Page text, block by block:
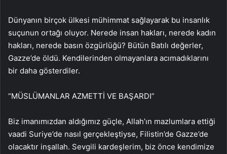
Dünyanın birçok ülkesi mühimmat sağlayarak bu insanlık
suçunun ortağı oluyor. Nerede insan hakları, nerede kadın
hakları, nerede basın özgürlüğü? Bütün Batılı değerler,
Gazze’de öldü. Kendilerinden olmayanlara acımadıklarını
bir daha gösterdiler.
“MÜSLÜMANLAR AZMETTİ VE BAŞARDI”
Biz imanımızdan aldığımız güçle, Allah’ın mazlumlara ettiği
vaadi Suriye’de nasıl gerçekleştiyse, Filistin’de Gazze’de
olacaktır inşallah. Sevgili kardeşlerim, biz önce kendimize